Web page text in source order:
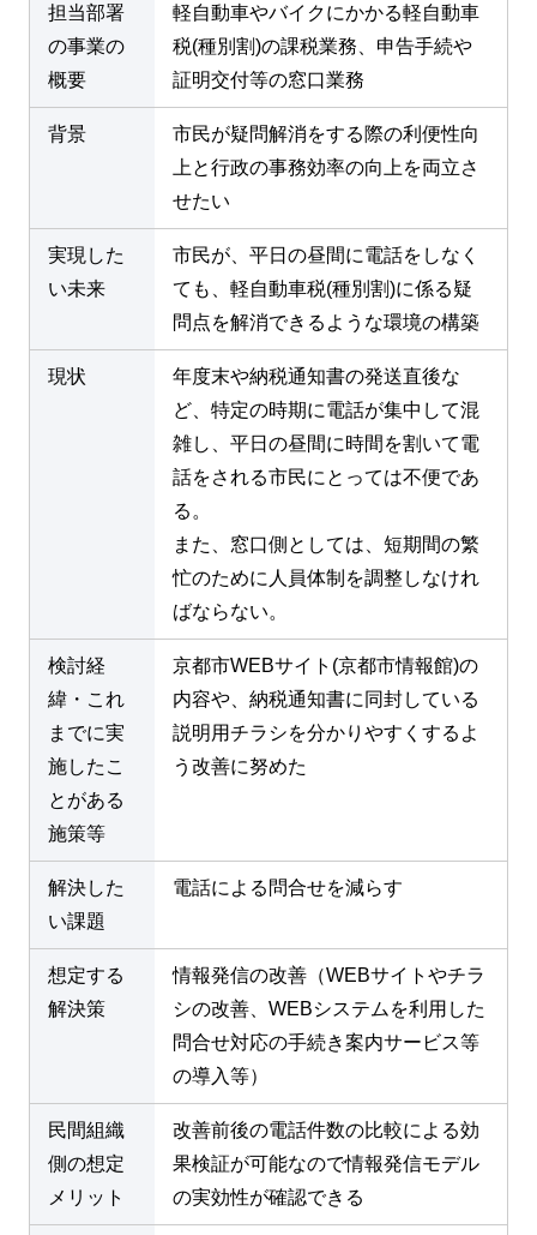
担当部署
の事業の
概要
軽自動車やバイクにかかる軽自動車
税(種別割)の課税業務、申告手続や
証明交付等の窓口業務
背景
市民が疑問解消をする際の利便性向
上と行政の事務効率の向上を両立さ
せたい
実現した
い未来
市民が、平日の昼間に電話をしなく
ても、軽自動車税(種別割)に係る疑
問点を解消できるような環境の構築
現状
年度末や納税通知書の発送直後な
ど、特定の時期に電話が集中して混
雑し、平日の昼間に時間を割いて電
話をされる市民にとっては不便であ
る。
また、窓口側としては、短期間の繁
忙のために人員体制を調整しなけれ
ばならない。
検討経
緯・これ
までに実
施したこ
とがある
施策等
京都市WEBサイト(京都市情報館)の
内容や、納税通知書に同封している
説明用チラシを分かりやすくするよ
う改善に努めた
解決した
い課題
電話による問合せを減らす
想定する
解決策
情報発信の改善（WEBサイトやチラ
シの改善、WEBシステムを利用した
問合せ対応の手続き案内サービス等
の導入等）
民間組織
側の想定
メリット
改善前後の電話件数の比較による効
果検証が可能なので情報発信モデル
の実効性が確認できる